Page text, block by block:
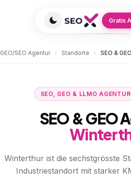
Gratis
GEO/SEO Agentur › Standorte › SEO &
SEO, GEO & LLMO
SEO & GEO
Winterthur ist die sechstgrösste
Industriestandort mit starker